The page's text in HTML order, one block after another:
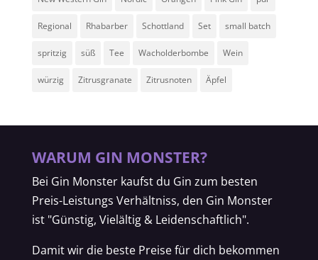
Regional Rhabarber Schottland Set small batch
spritzig süß Tee Wacholderbombe Wein
würzig Zitrusgranate Zitrusnoten Äpfel
WARUM GIN MONSTER?
Bei Gin Monster kaufst du Gin zum besten
Preis-Leistungs Verhältniss, den Gin Monster
ist "Günstig, Vielältig & Leidenschaftlich".
Damit wir die beste Preise für dich bekommen